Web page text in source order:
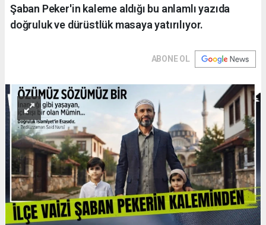
Şaban Peker'in kaleme aldığı bu anlamlı yazıda
doğruluk ve dürüstlük masaya yatırılıyor.
ABONE OL